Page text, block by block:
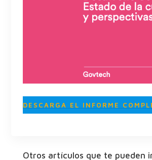
DESCARGA EL INFORME
Otros artículos que te pueden